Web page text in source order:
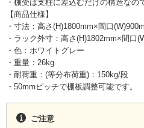
・棚受は支柱に差込むだけの構造なの
【商品仕様】
・寸法：高さ(H)1800mm×間口
・ラック外寸：高さ(H)1802mm×間口
・色：ホワイトグレー
・重量：26kg
・耐荷重：(等分布荷重)：150kg/段
・50mmピッチで棚板調整可能です。
ご注意